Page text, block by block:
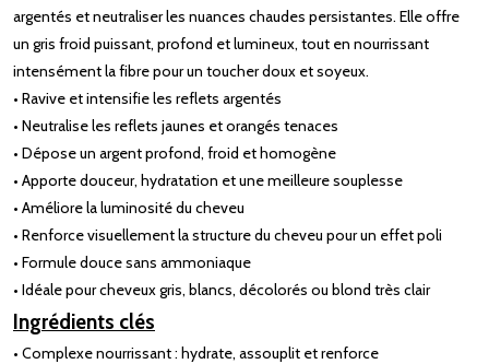
argentés et neutraliser les nuances chaudes persistantes. Elle offre
un gris froid puissant, profond et lumineux, tout en nourrissant
intensément la fibre pour un toucher doux et soyeux.
• Ravive et intensifie les reflets argentés
• Neutralise les reflets jaunes et orangés tenaces
• Dépose un argent profond, froid et homogène
• Apporte douceur, hydratation et une meilleure souplesse
• Améliore la luminosité du cheveu
• Renforce visuellement la structure du cheveu pour un effet poli
• Formule douce sans ammoniaque
• Idéale pour cheveux gris, blancs, décolorés ou blond très clair
Ingrédients clés
• Complexe nourrissant : hydrate, assouplit et renforce